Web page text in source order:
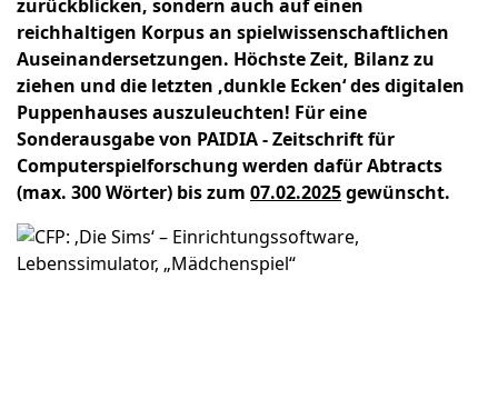
zurückblicken, sondern auch auf einen
reichhaltigen Korpus an spielwissenschaftlichen
Auseinandersetzungen. Höchste Zeit, Bilanz zu
ziehen und die letzten ‚dunkle Ecken‘ des digitalen
Puppenhauses auszuleuchten! Für eine
Sonderausgabe von PAIDIA - Zeitschrift für
Computerspielforschung werden dafür Abtracts
(max. 300 Wörter) bis zum 07.02.2025gewünscht.